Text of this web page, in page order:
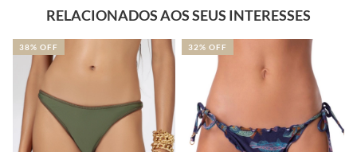
RELACIONADOS AOS SEUS INTERESSES
38% OFF 32% OFF